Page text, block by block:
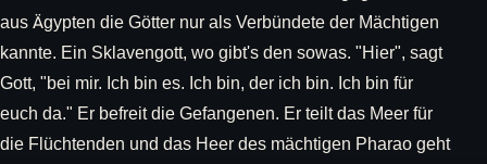
aus Ägypten die Götter nur als Verbündete der Mächtigen
kannte. Ein Sklavengott, wo gibt's den sowas. "Hier", sagt
Gott, "bei mir. Ich bin es. Ich bin, der ich bin. Ich bin für
euch da." Er befreit die Gefangenen. Er teilt das Meer für
die Flüchtenden und das Heer des mächtigen Pharao geht